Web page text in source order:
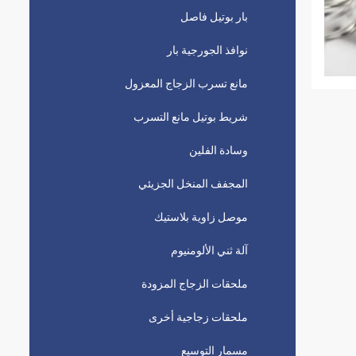
بار بوتيل فاصل
نوافذ الجورجية بار
مانع تسرب الزجاج المعزول
شريط بوتيل مانع التسرب
وسادة الفلين
المجفف المنخل الجزيئي
موصل زاوية بلاستيك
آلة ثني الألومنيوم
ملحقات الزجاج المزودة
ملحقات زجاجية أخرى
مسمار التوسيع